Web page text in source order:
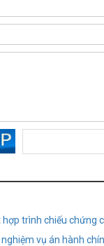
trình chiếu chứng
vụ án hành